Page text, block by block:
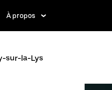
À propos
sur-la-Lys